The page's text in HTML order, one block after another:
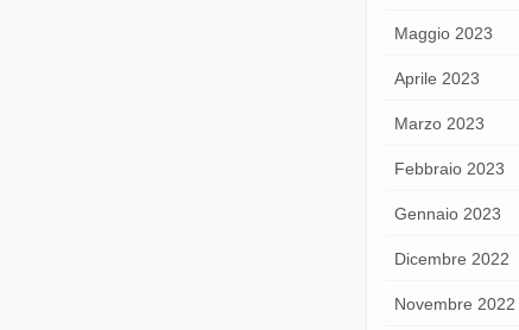
Maggio 2023
Aprile 2023
Marzo 2023
Febbraio 2023
Gennaio 2023
Dicembre 2022
Novembre 2022